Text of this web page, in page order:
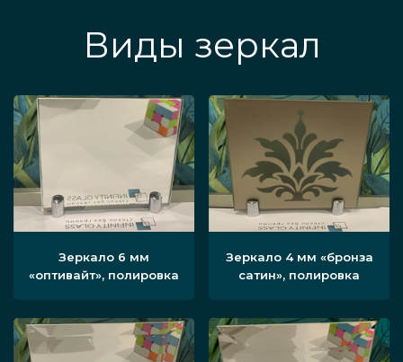
Виды зеркал
Зеркало 6 мм
«оптивайт», полировка
Зеркало 4 мм «бронза
сатин», полировка